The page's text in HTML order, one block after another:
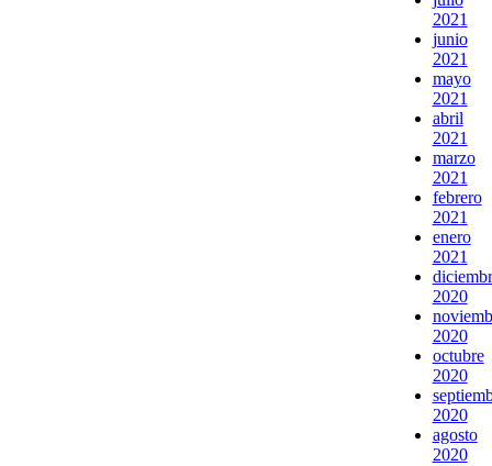
2021
junio
2021
mayo
2021
abril
2021
marzo
2021
febrero
2021
enero
2021
2020
2020
octubre
2020
2020
agosto
2020